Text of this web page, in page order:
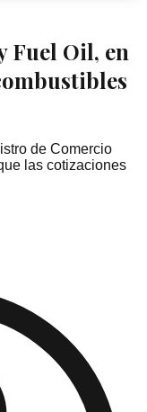
Fuel Oil, en
de Comercio
las cotizaciones